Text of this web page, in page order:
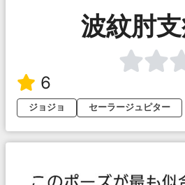
波紋肘
6
ジョジョ
セーラージュピター